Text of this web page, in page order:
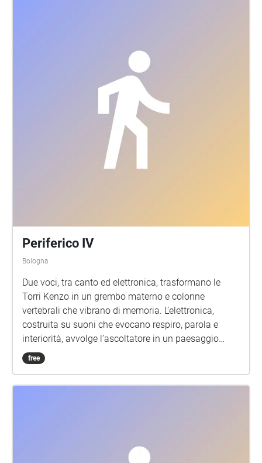
Periferico IV
Bologna
Due voci, tra canto ed elettronica, trasformano le
Torri Kenzo in un grembo materno e colonne
vertebrali che vibrano di memoria. L’elettronica,
costruita su suoni che evocano respiro, parola e
interiorità, avvolge l’ascoltatore in un paesaggio
intimo e viscerale. I suoni affiorano come frammenti
sospesi, echi infantili e universali, piccoli carillon che
free